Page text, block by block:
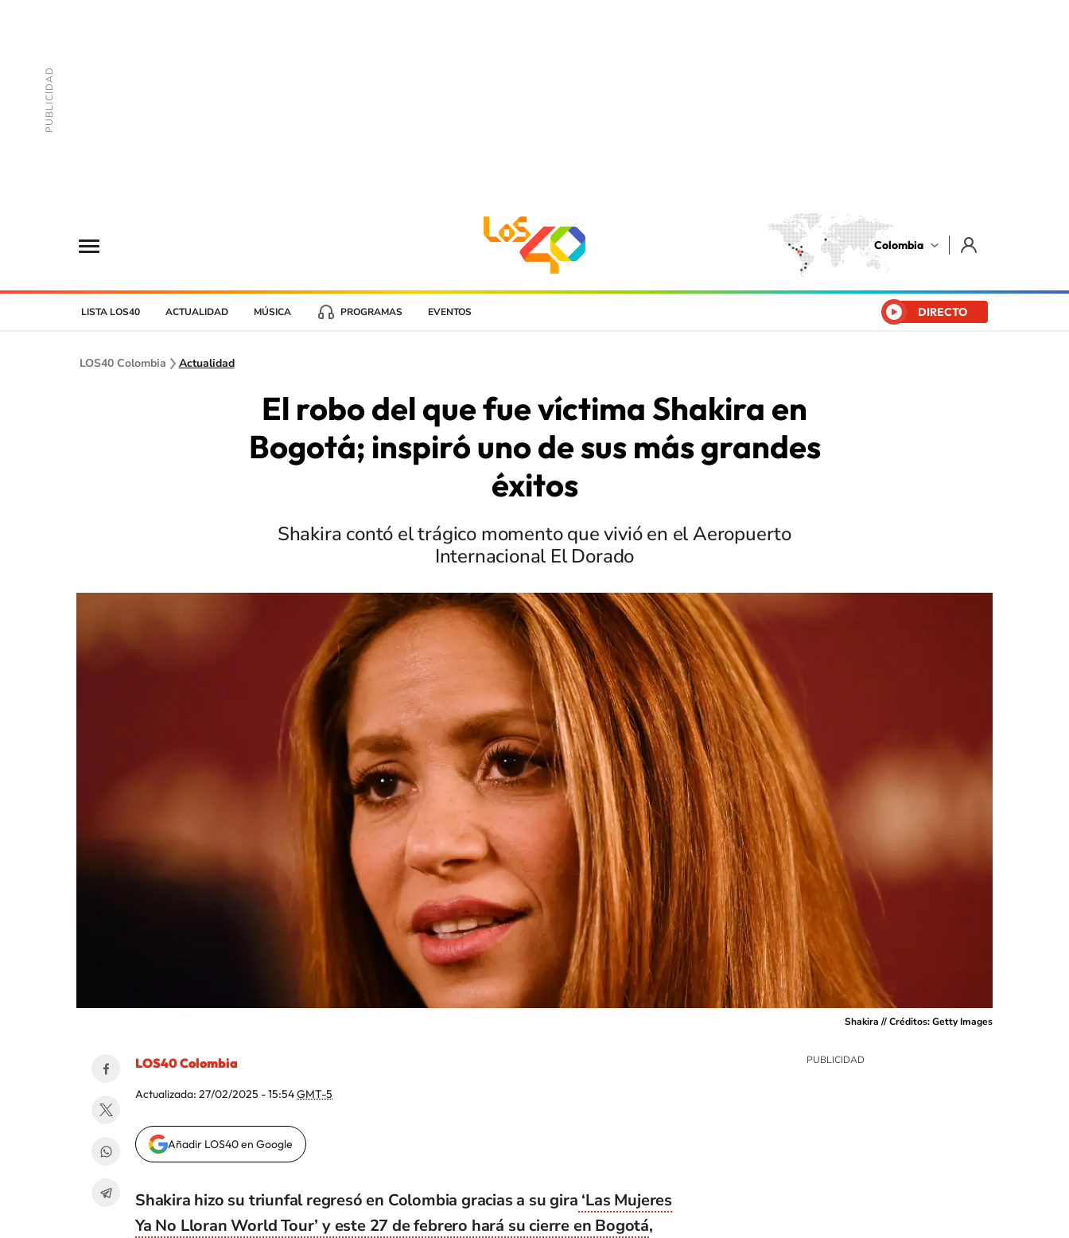
Colombia
LISTA LOS40 ACTUALIDAD MÚSICA PROGRAMAS EVENTOS DIRECTO
LOS40 Colombia Actualidad
El robo del que fue víctima Shakira en
Bogotá; inspiró uno de sus más grandes
éxitos
Shakira contó el trágico momento que vivió en el Aeropuerto
Internacional El Dorado
Shakira // Créditos: Getty Images
LOS40 Colombia
Actualizada: 27/02/2025 - 15:54GMT-5
Añadir LOS40 en Google
Shakira hizo su triunfal regresó en Colombia gracias a su gira ‘Las Mujeres
Ya No Lloran World Tour’ y este 27 de febrero hará su cierre en Bogotá,